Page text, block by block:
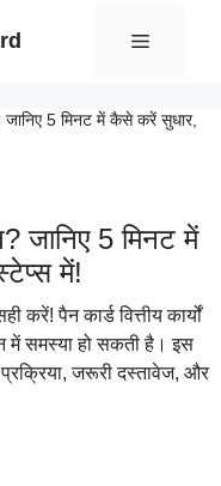
Menu
5 मिनट में कैसे करें सुधार,
जानिए 5 मिनट में
में!
पैन कार्ड वित्तीय कार्यों
में समस्या हो सकती है। इस
जरूरी दस्तावेज, और